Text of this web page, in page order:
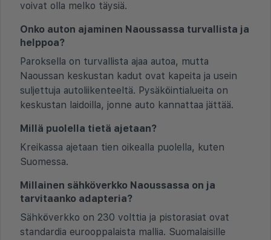
voivat olla melko täysiä.
Onko auton ajaminen Naoussassa turvallista ja
helppoa?
Paroksella on turvallista ajaa autoa, mutta
Naoussan keskustan kadut ovat kapeita ja usein
suljettuja autoliikenteeltä. Pysäköintialueita on
keskustan laidoilla, jonne auto kannattaa jättää.
Millä puolella tietä ajetaan?
Kreikassa ajetaan tien oikealla puolella, kuten
Suomessa.
Millainen sähköverkko Naoussassa on ja
tarvitaanko adapteria?
Sähköverkko on 230 volttia ja pistorasiat ovat
standardia eurooppalaista mallia. Suomalaisille